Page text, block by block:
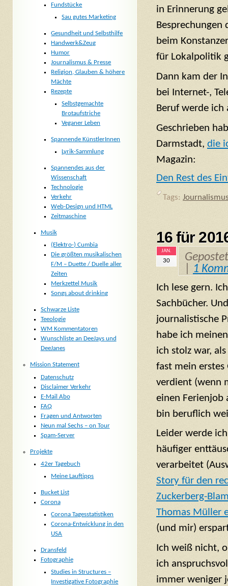
in Erinnerung
Besprechungen
beim
für Lokalpolitik
Dann kam der
bei Internet-,
Beruf werde ich
Geschrieben
Darmstadt, die
Magazin:
Den Rest des
Tags:
16 für
JAN.
30
1
Ich lese gern.
Sachbücher.
journalistische
habe ich
ich stolz war,
fast mein erstes
verdient (wenn
einen Ferienjob
bin beruflich
Leider werde
häufiger
verarbeitet
Story für den
Zuckerberg-
Thomas Müller
(und mir)
Ich weiß nicht,
ich
immer weniger
Fundstücke
Sau gutes Marketing
Gesundheit und Selbsthilfe
Handwerk&Zeug
Humor
Journalismus & Presse
Religion, Glauben & höhere
Mächte
Rezepte
Selbstgemachte
Brotaufstriche
Veganer Leben
Spannende KünstlerInnen
Lyrik-Sammlung
Spannendes aus der
Wissenschaft
Technologie
Verkehr
Web-Design und HTML
Zeitmaschine
Musik
(Elektro-) Cumbia
Die größten musikalischen
F/M – Duette / Duelle aller
Zeiten
Merkzettel Musik
Songs about drinking
Schwarze Liste
Teeologie
WM Kommentatoren
Wunschliste an DeeJays und
DeeJanes
Mission Statement
Datenschutz
Disclaimer Verkehr
E-Mail Abo
FAQ
Fragen und Antworten
Neun mal Sechs – on Tour
Spam-Server
Projekte
42er Tagebuch
Meine Lauftipps
Bucket List
Corona
Corona Tagesstatistiken
Corona-Entwicklung in den
USA
Dransfeld
Fotographie
Studies in Structures –
Investigative Fotographie